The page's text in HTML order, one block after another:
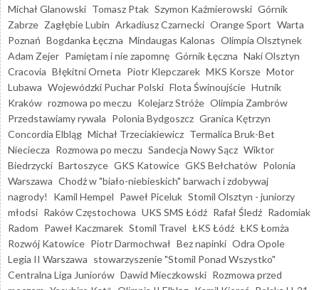
Michał Glanowski Tomasz Ptak Szymon Kaźmierowski Górnik
Zabrze Zagłębie Lubin Arkadiusz Czarnecki Orange Sport Warta
Poznań Bogdanka Łęczna Mindaugas Kalonas Olimpia Olsztynek
Adam Zejer Pamiętam i nie zapomnę Górnik Łęczna Naki Olsztyn
Cracovia Błękitni Orneta Piotr Klepczarek MKS Korsze Motor
Lubawa Wojewódzki Puchar Polski Flota Świnoujście Hutnik
Kraków rozmowa po meczu Kolejarz Stróże Olimpia Zambrów
Przedstawiamy rywala Polonia Bydgoszcz Granica Kętrzyn
Concordia Elbląg Michał Trzeciakiewicz Termalica Bruk-Bet
Nieciecza Rozmowa po meczu Sandecja Nowy Sącz Wiktor
Biedrzycki Bartoszyce GKS Katowice GKS Bełchatów Polonia
Warszawa Chodź w "biało-niebieskich" barwach i zdobywaj
nagrody!
Kamil Hempel Paweł Piceluk Stomil Olsztyn - juniorzy
młodsi Raków Częstochowa UKS SMS Łódź Rafał Śledź Radomiak
Radom Paweł Kaczmarek Stomil Travel ŁKS Łódź ŁKS Łomża
Rozwój Katowice Piotr Darmochwał Bez napinki Odra Opole
Legia II Warszawa stowarzyszenie "Stomil Ponad Wszystko"
Centralna Liga Juniorów Dawid Mieczkowski Rozmowa przed